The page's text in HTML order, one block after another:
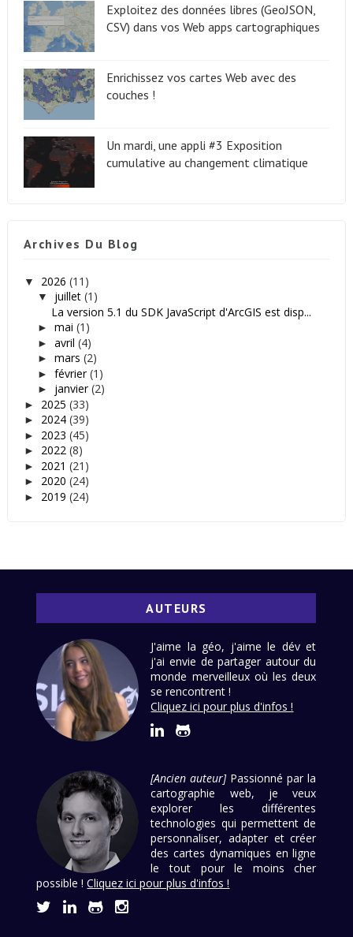
Exploitez des données libres (GeoJSON,
CSV) dans vos Web apps cartographiques
Enrichissez vos cartes Web avec des
couches !
Un mardi, une appli #3 Exposition
cumulative au changement climatique
Archives Du Blog
▼ 2026 (11)
▼ juillet (1)
La version 5.1 du SDK JavaScript d'ArcGIS est disp...
► mai (1)
► avril (4)
► mars (2)
► février(1)
► janvier(2)
► 2025 (33)
► 2024 (39)
► 2023 (45)
► 2022 (8)
► 2021 (21)
► 2020 (24)
► 2019 (24)
AUTEURS
J'aime la géo, j'aime le dév et
j'ai envie de partager autour du
monde merveilleux où les deux
se rencontrent !
Cliquez ici pour plus d'infos !
[Ancien auteur]Passionné par la
cartographie web, je veux
explorer les différentes
technologies qui permettent de
personnaliser, adapter et créer
des cartes dynamiques en ligne
le tout pour le moins cher
possible !Cliquez ici pour plus d'infos !